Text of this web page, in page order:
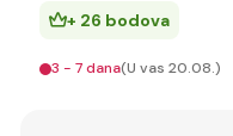
+ 26 bodova
3 - 7 dana(U vas 20.08.)